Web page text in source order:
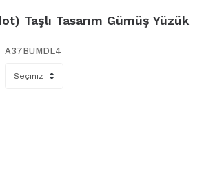
Taşlı Tasarım Gümüş Yüzük
A37BUMDL4